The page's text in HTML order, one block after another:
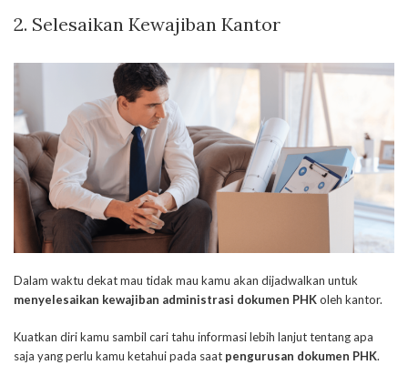
2. Selesaikan Kewajiban Kantor
Dalam waktu dekat mau tidak mau kamu akan dijadwalkan untuk
menyelesaikan kewajiban administrasi dokumen PHKoleh kantor.
Kuatkan diri kamu sambil cari tahu informasi lebih lanjut tentang apa
saja yang perlu kamu ketahui pada saat pengurusan dokumen PHK.